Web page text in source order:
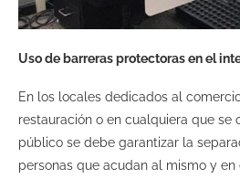
Uso de barreras protectoras en el
En los locales dedicados al
restauración o en cualquiera que se
público se debe garantizar la
personas que acudan al mismo y